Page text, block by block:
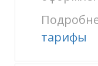
тарифы